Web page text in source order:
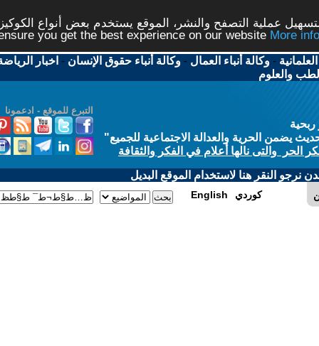
الموقع يستخدم بعض أنواع الكوكيز نرجو النقر على الزر
-وكالة أنباء حقوق الإنسان-اخبار الرياضة-اخبار
للجميع"
الفكر والثقافة
الموقع البديل